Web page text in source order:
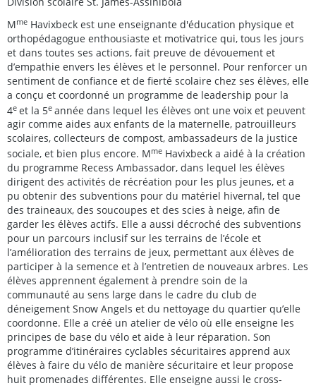
Mme Havixbeck est une enseignante d'éducation physique et
orthopédagogue enthousiaste et motivatrice qui, tous les jours
et dans toutes ses actions, fait preuve de dévouement et
d’empathie envers les élèves et le personnel. Pour renforcer un
sentiment de confiance et de fierté scolaire chez ses élèves, elle
a conçu et coordonné un programme de leadership pour la
4e et la 5e année dans lequel les élèves ont une voix et peuvent
agir comme aides aux enfants de la maternelle, patrouilleurs
scolaires, collecteurs de compost, ambassadeurs de la justice
sociale, et bien plus encore. Mme Havixbeck a aidé à la création
du programme Recess Ambassador, dans lequel les élèves
dirigent des activités de récréation pour les plus jeunes, et a
pu obtenir des subventions pour du matériel hivernal, tel que
des traineaux, des soucoupes et des scies à neige, afin de
garder les élèves actifs. Elle a aussi décroché des subventions
pour un parcours inclusif sur les terrains de l’école et
l’amélioration des terrains de jeux, permettant aux élèves de
participer à la semence et à l’entretien de nouveaux arbres. Les
élèves apprennent également à prendre soin de la
communauté au sens large dans le cadre du club de
déneigement Snow Angels et du nettoyage du quartier qu’elle
coordonne. Elle a créé un atelier de vélo où elle enseigne les
principes de base du vélo et aide à leur réparation. Son
programme d’itinéraires cyclables sécuritaires apprend aux
élèves à faire du vélo de manière sécuritaire et leur propose
huit promenades différentes. Elle enseigne aussi le cross-